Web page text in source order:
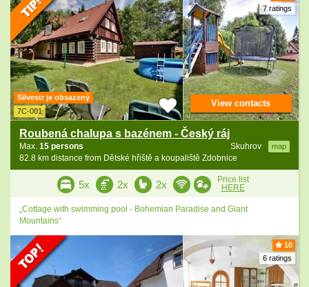
7 ratings
Silvestr je obsazený
7C-001
Roubená chalupa s bazénem - Český ráj
Skuhrov map
Max. 15 persons
82.8 km distance from Dětské hřiště a koupaliště Zdobnice
View contacts
5x 2x 2x
Price list
HERE
„Cottage with swimming pool - Bohemian Paradise and Giant
Mountains“
10
6 ratings